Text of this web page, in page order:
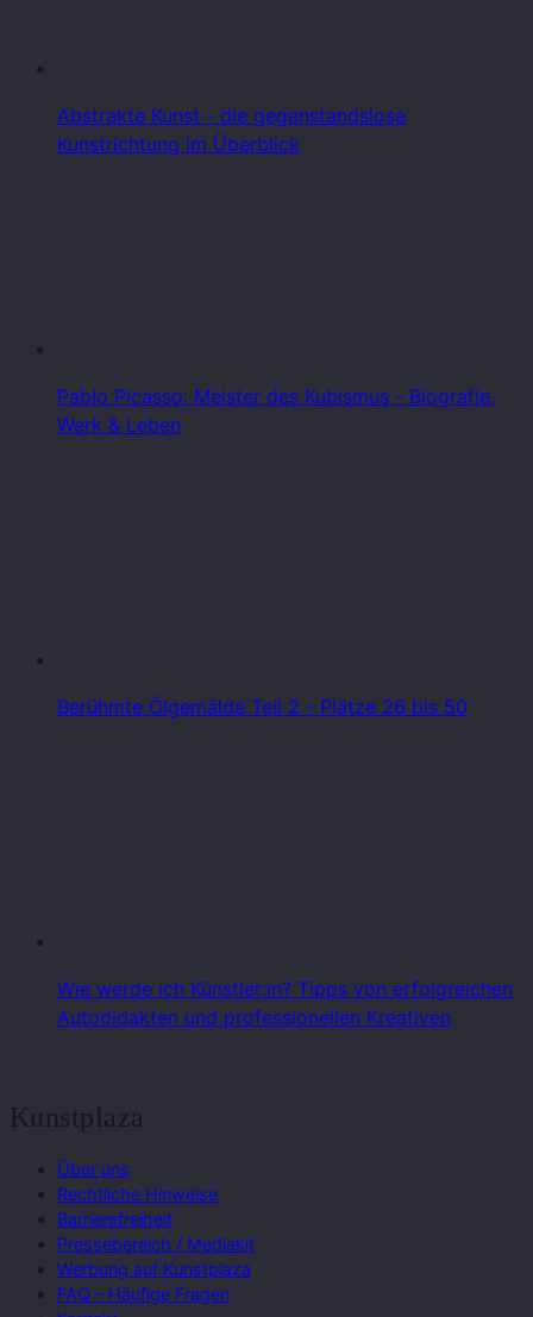
Abstrakte Kunst - die gegenstandslose
Kunstrichtung im Überblick
Pablo Picasso: Meister des Kubismus - Biografie,
Werk & Leben
Berühmte Ölgemälde Teil 2 - Plätze 26 bis 50
Wie werde ich Künstler:in? Tipps von erfolgreichen
Autodidakten und professionellen Kreativen
Kunstplaza
Über uns
Rechtliche Hinweise
Barrierefreiheit
Pressebereich / Mediakit
Werbung auf Kunstplaza
FAQ – Häufige Fragen